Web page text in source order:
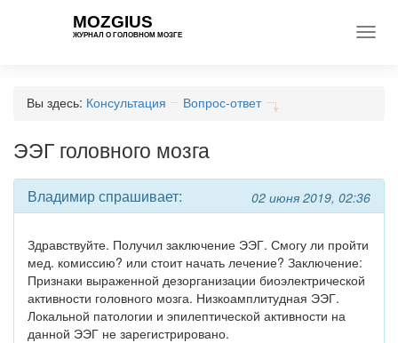
MOZGIUS
ЖУРНАЛ О ГОЛОВНОМ МОЗГЕ
Вы здесь: Консультация Вопрос-ответ
ЭЭГ головного мозга
02 июня 2019, 02:36
Владимир спрашивает:
Здравствуйте. Получил заключение ЭЭГ. Смогу ли пройти
мед. комиссию? или стоит начать лечение? Заключение:
Признаки выраженной дезорганизации биоэлектрической
активности головного мозга. Низкоамплитудная ЭЭГ.
Локальной патологии и эпилептической активности на
данной ЭЭГ не зарегистрировано.